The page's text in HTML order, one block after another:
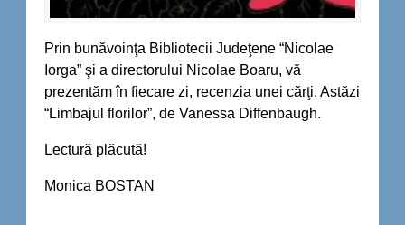
Prin bunăvoinţa Bibliotecii Judeţene “Nicolae
Iorga” şi a directorului Nicolae Boaru, vă
prezentăm în fiecare zi, recenzia unei cărţi. Astăzi
“Limbajul florilor”, de Vanessa Diffenbaugh.
Lectură plăcută!
Monica BOSTAN